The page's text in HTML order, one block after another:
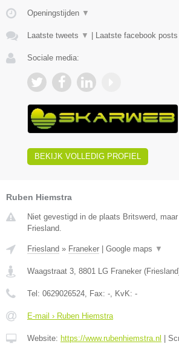
Openingstijden ▼
Laatste tweets ▼ Laatste facebook posts
Sociale media:
BEKIJK VOLLEDIG PROFIEL
Ruben Hiemstra
Niet gevestigd in de plaats Britswerd,
Friesland.
Friesland » Franeker Google maps ▼
Waagstraat 3, 8801 LG Franeker (Friesland
Tel: 0629026524, Fax: -, KvK: -
E-mail › Ruben Hiemstra
Website: https://www.rubenhiemstra.nl